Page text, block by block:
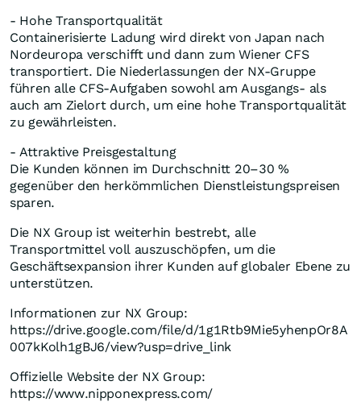
- Hohe Transportqualität
Containerisierte Ladung wird direkt von Japan nach
Nordeuropa verschifft und dann zum Wiener CFS
transportiert. Die Niederlassungen der NX-Gruppe
führen alle CFS-Aufgaben sowohl am Ausgangs- als
auch am Zielort durch, um eine hohe Transportqualität
zu gewährleisten.
- Attraktive Preisgestaltung
Die Kunden können im Durchschnitt 20–30 %
gegenüber den herkömmlichen Dienstleistungspreisen
sparen.
Die NX Group ist weiterhin bestrebt, alle
Transportmittel voll auszuschöpfen, um die
Geschäftsexpansion ihrer Kunden auf globaler Ebene zu
unterstützen.
Informationen zur NX Group:
https://drive.google.com/file/d/1g1Rtb9Mie5yhenpOr8A
007kKolh1gBJ6/view?usp=drive_link
Offizielle Website der NX Group:
https://www.nipponexpress.com/